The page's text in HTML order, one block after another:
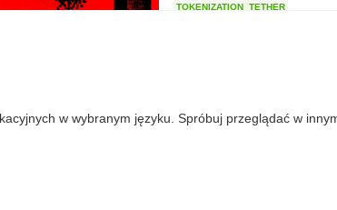
TOKENIZATION TETHER
COINBASE TRADING
w wybranym języku. Spróbuj przeglądać w